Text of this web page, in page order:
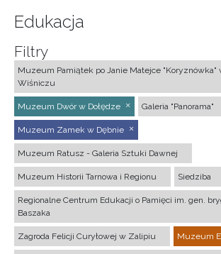
Edukacja
Filtry
Muzeum Pamiątek po Janie Matejce "Koryznówka"
Wiśniczu
Muzeum Dwór w Dołędze Galeria "Panorama"
Muzeum Zamek w Dębnie
Muzeum Ratusz - Galeria Sztuki Dawnej
Muzeum Historii Tarnowa i Regionu Siedziba
Regionalne Centrum Edukacji o Pamięci im. gen.
Baszaka
Zagroda Felicji Curyłowej w Zalipiu Muzeum